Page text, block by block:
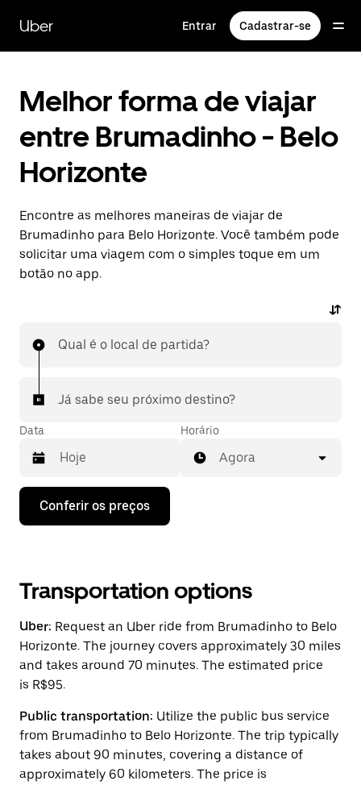
para
conteúdo
Uber Entrar Cadastrar-se
Melhor forma de viajar
entre Brumadinho - Belo
Horizonte
Encontre as melhores maneiras de viajar de
Brumadinho para Belo Horizonte. Você também pode
solicitar uma viagem com o simples toque em um
botão no app.
Qual é o local de partida?
Já sabe seu próximo destino?
Data
Pressione
seta
interagir
com
calendário
e
uma
data.
a
tecla
“ESC”
para
fechar
Horário
Agora
Conferir os preços
Transportation options
Uber: Request an Uber ride from Brumadinho to Belo
Horizonte. The journey covers approximately 30 miles
and takes around 70 minutes. The estimated price
is R$95.
Public transportation: Utilize the public bus service
from Brumadinho to Belo Horizonte. The trip typically
takes about 90 minutes, covering a distance of
approximately 60 kilometers. The price is